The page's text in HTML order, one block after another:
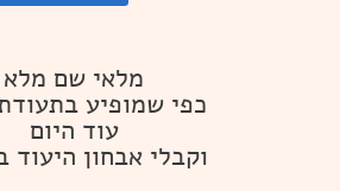
מלאי שם מלא
כפי שמופיע
עוד היום
וקבלי אבחון היעוד